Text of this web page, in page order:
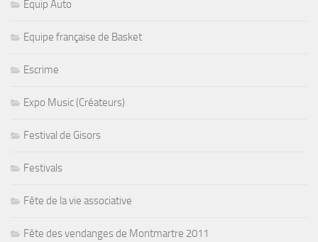
Equip Auto
Equipe française de Basket
Escrime
Expo Music (Créateurs)
Festival de Gisors
Festivals
Fête de la vie associative
Fête des vendanges de Montmartre 2011